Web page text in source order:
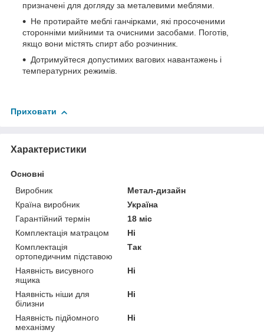
призначені для догляду за металевими меблями.
Не протирайте меблі ганчірками, які просоченими
сторонніми мийними та очисними засобами. Поготів,
якщо вони містять спирт або розчинник.
Дотримуйтеся допустимих вагових навантажень і
температурних режимів.
Приховати
Характеристики
Основні
Виробник
Метал-дизайн
Країна виробник
Україна
Гарантійний термін
18 міс
Комплектація матрацом
Ні
Комплектація
ортопедичним підставою
Так
Наявність висувного
ящика
Ні
Наявність ніши для
білизни
Ні
Наявність підйомного
механізму
Ні